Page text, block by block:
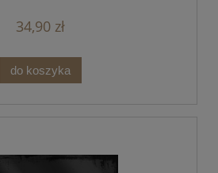
34,90 zł
do koszyka